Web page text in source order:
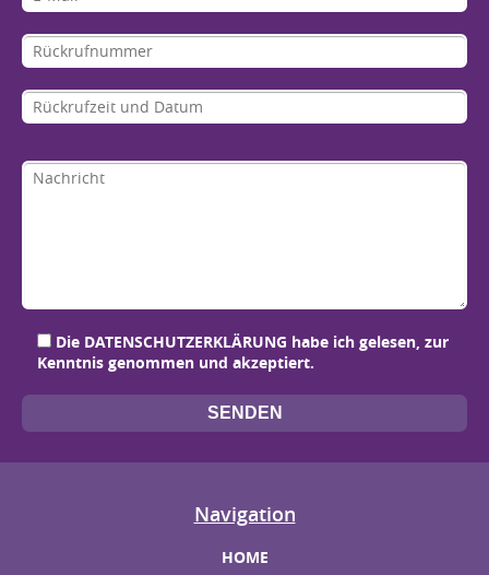
Die DATENSCHUTZERKLÄRUNG habe ich gelesen, zur
Kenntnis genommen und akzeptiert.
Navigation
HOME